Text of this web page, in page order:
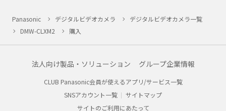
Panasonic デジタルビデオカメラ
デジタルビデオカメラ一覧
DMW-CLXM2
購入
法人向け製品・ソリューション グループ企業情報
CLUB Panasonic会員が使えるアプリ/サービス一覧
SNSアカウント一覧
サイトマップ
サイトのご利用にあたって